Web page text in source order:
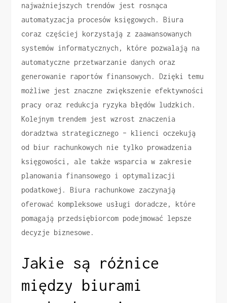
najważniejszych trendów jest rosnąca
automatyzacja procesów księgowych. Biura
coraz częściej korzystają z zaawansowanych
systemów informatycznych, które pozwalają na
automatyczne przetwarzanie danych oraz
generowanie raportów finansowych. Dzięki temu
możliwe jest znaczne zwiększenie efektywności
pracy oraz redukcja ryzyka błędów ludzkich.
Kolejnym trendem jest wzrost znaczenia
doradztwa strategicznego – klienci oczekują
od biur rachunkowych nie tylko prowadzenia
księgowości, ale także wsparcia w zakresie
planowania finansowego i optymalizacji
podatkowej. Biura rachunkowe zaczynają
oferować kompleksowe usługi doradcze, które
pomagają przedsiębiorcom podejmować lepsze
decyzje biznesowe.
Jakie są różnice
między biurami